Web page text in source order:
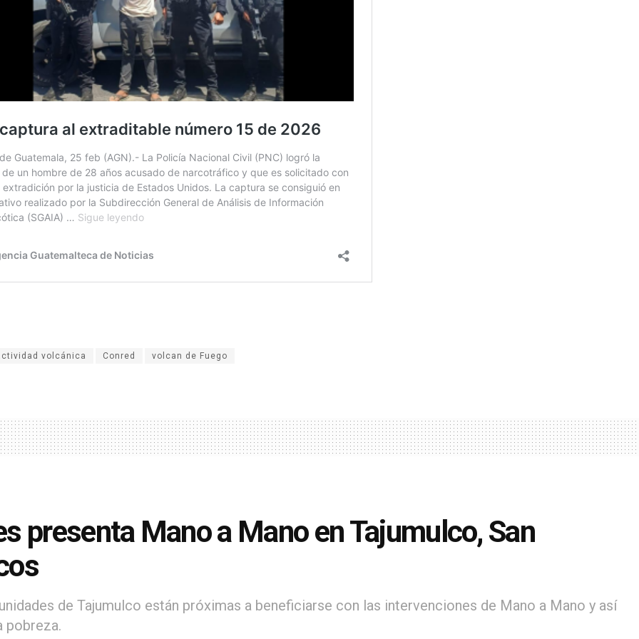
volcánica Conred volcan de Fuego
presenta Mano a Mano en Tajumulco, San
de Tajumulco están próximas a beneficiarse con las intervenciones de Mano a Mano y así
pobreza.